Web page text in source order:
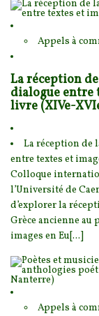
Appels à
La réception
dialogue entre
livre (XIVe-
La réception de
entre textes et
Colloque
l’Université de
d’explorer la
Grèce ancienne au
images en Eu[...]
Appels à